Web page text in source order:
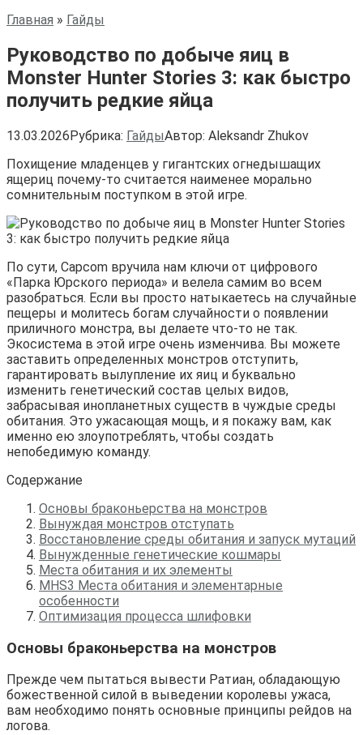
Главная » Гайды
Руководство по добыче яиц в
Monster Hunter Stories 3: как быстро
получить редкие яйца
13.03.2026Рубрика: ГайдыАвтор: Aleksandr Zhukov
Похищение младенцев у гигантских огнедышащих
ящериц почему-то считается наименее морально
сомнительным поступком в этой игре.
По сути, Capcom вручила нам ключи от цифрового
«Парка Юрского периода» и велела самим во всем
разобраться. Если вы просто натыкаетесь на случайные
пещеры и молитесь богам случайности о появлении
приличного монстра, вы делаете что-то не так.
Экосистема в этой игре очень изменчива. Вы можете
заставить определенных монстров отступить,
гарантировать вылупление их яиц и буквально
изменить генетический состав целых видов,
забрасывая инопланетных существ в чуждые среды
обитания. Это ужасающая мощь, и я покажу вам, как
именно ею злоупотреблять, чтобы создать
непобедимую команду.
Содержание
Основы браконьерства на монстров
Вынуждая монстров отступать
Восстановление среды обитания и запуск мутаций
Вынужденные генетические кошмары
Места обитания и их элементы
MHS3 Места обитания и элементарные
особенности
Оптимизация процесса шлифовки
Основы браконьерства на монстров
Прежде чем пытаться вывести Ратиан, обладающую
божественной силой в выведении королевы ужаса,
вам необходимо понять основные принципы рейдов на
логова.